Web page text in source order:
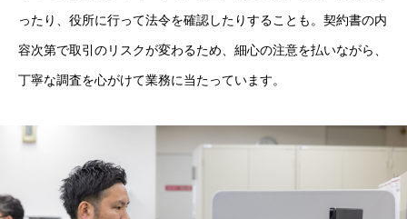
ったり、役所に行って法令を確認したりすることも。契約書の内
容次第で取引のリスクが変わるため、細心の注意を払いながら、
丁寧な調査を心がけて業務に当たっています。